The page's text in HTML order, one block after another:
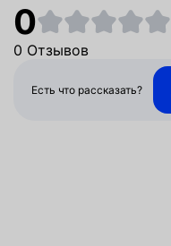
0
0 Отзывов
Есть что рассказать?